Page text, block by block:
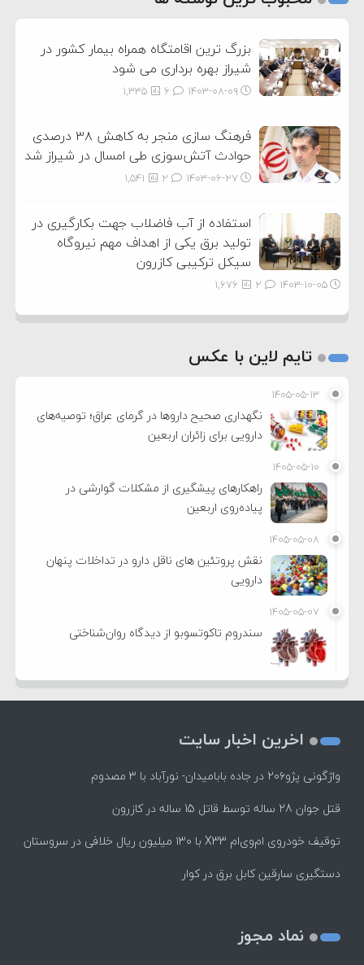
بزرگ ترین اقامتگاه همراه بیمار کشور در
شیراز بهره برداری می شود
۱۴۰۳-۰۸-۰۹ 1,335
فرهنگ سازی منجر به کاهش ۳۸ درصدی
حوادث آتش‌سوزی طی امسال در شیراز شد
۱۴۰۳-۰۶-۲۷ 1,541
استفاده از آب فاضلاب جهت بکارگیری در
تولید برق یکی از اهداف مهم نیروگاه
سیکل ترکیبی کازرون
۱۴۰۳-۱۰-۰۵ 1,676
تایم لاین با عکس
۱۴۰۵-۰۵-۱۳
نگهداری صحیح داروها در گرمای عراق؛ توصیه‌های
دارویی برای زائران اربعین
۱۴۰۵-۰۵-۱۰
راهکارهای پیشگیری از مشکلات گوارشی در
پیاده‌روی اربعین
۱۴۰۵-۰۵-۰۸
نقش پروتئین های ناقل دارو در تداخلات پنهان
دارویی
۱۴۰۵-۰۵-۰۷
سندروم تاکوتسوبو از دیدگاه روان‌شناختی
اخرین اخبار سایت
واژگونی پژو۲۰۶ در جاده بابامیدان- نورآباد با ۳ مصدوم
قتل جوان 28 ساله توسط قاتل 15 ساله در کازرون
توقیف خودروی ام‌وی‌ام X33 با ۱۳۰ میلیون ریال خلافی در سروستان
دستگیری سارقین کابل برق در کوار
نماد مجوز